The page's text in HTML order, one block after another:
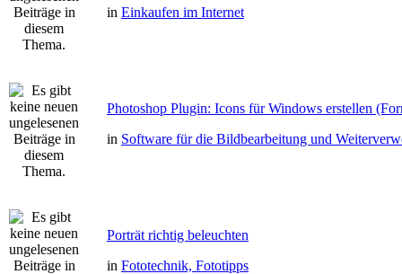
in Einkaufen im Internet
Photoshop Plugin: Icons für Windows erstellen
in Software für die Bildbearbeitung und
Porträt richtig beleuchten
in Fototechnik, Fototipps